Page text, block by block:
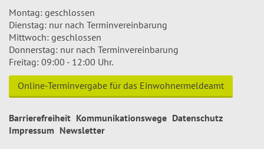
Montag: geschlossen
Dienstag: nur nach Terminvereinbarung
Mittwoch: geschlossen
Donnerstag: nur nach Terminvereinbarung
Freitag: 09:00 - 12:00 Uhr.
Online-Terminvergabe für das Einwohnermeldeamt
Barrierefreiheit Kommunikationswege Datenschutz
Impressum Newsletter